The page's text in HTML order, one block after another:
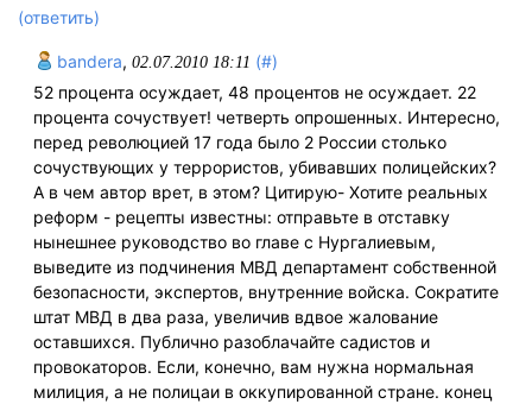
(ответить)
bandera, 02.07.2010 18:11 (#)
52 процента осуждает, 48 процентов не осуждает. 22
процента сочуствует! четверть опрошенных. Интересно,
перед революцией 17 года было 2 России столько
сочуствующих у террористов, убивавших полицейских?
А в чем автор врет, в этом? Цитирую- Хотите реальных
реформ - рецепты известны: отправьте в отставку
нынешнее руководство во главе с Нургалиевым,
выведите из подчинения МВД департамент собственной
безопасности, экспертов, внутренние войска. Сократите
штат МВД в два раза, увеличив вдвое жалование
оставшихся. Публично разоблачайте садистов и
провокаторов. Если, конечно, вам нужна нормальная
милиция, а не полицаи в оккупированной стране. конец